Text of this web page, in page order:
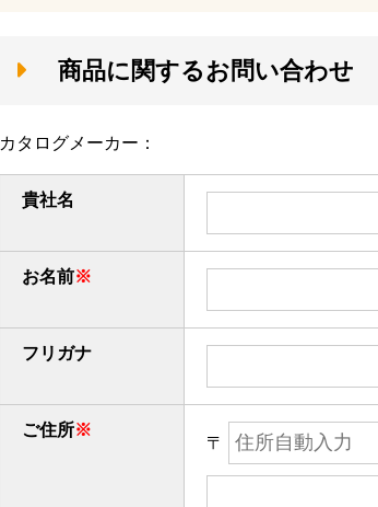
商品に関するお問い合わせ
カタログメーカー：
貴社名
お名前※
フリガナ
ご住所※
〒